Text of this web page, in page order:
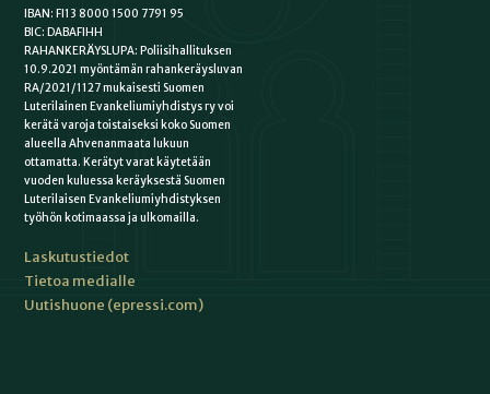
IBAN: FI13 8000 1500 7791 95
BIC: DABAFIHH
RAHANKERÄYSLUPA: Poliisihallituksen
10.9.2021 myöntämän rahankeräysluvan
RA/2021/1127 mukaisesti Suomen
Luterilainen Evankeliumiyhdistys ry voi
kerätä varoja toistaiseksi koko Suomen
alueella Ahvenanmaata lukuun
ottamatta. Kerätyt varat käytetään
vuoden kuluessa keräyksestä Suomen
Luterilaisen Evankeliumiyhdistyksen
työhön kotimaassa ja ulkomailla.
Laskutustiedot
Tietoa medialle
Uutishuone (epressi.com)